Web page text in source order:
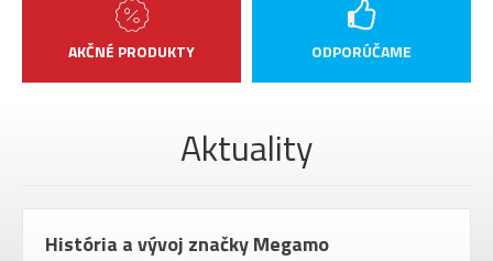
AKČNÉ PRODUKTY ODPORÚČAME
Aktuality
História a vývoj značky Megamo